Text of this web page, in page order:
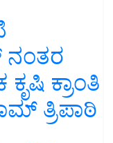
ನಂತರ
ಕ್ರಾಂತಿ
ತ್ರಿಪಾಠಿ